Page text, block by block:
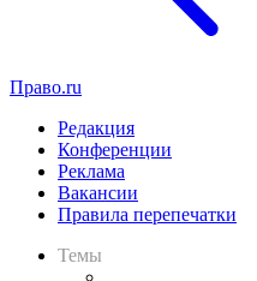
Право.ru
Редакция
Конференции
Реклама
Вакансии
Правила перепечатки
Темы